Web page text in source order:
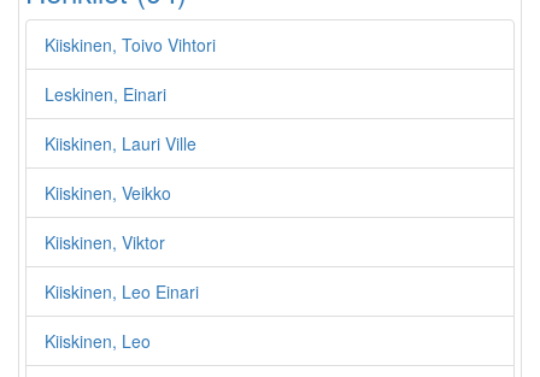
Kiiskinen, Toivo Vihtori
Leskinen, Einari
Kiiskinen, Lauri Ville
Kiiskinen, Veikko
Kiiskinen, Viktor
Kiiskinen, Leo Einari
Kiiskinen, Leo